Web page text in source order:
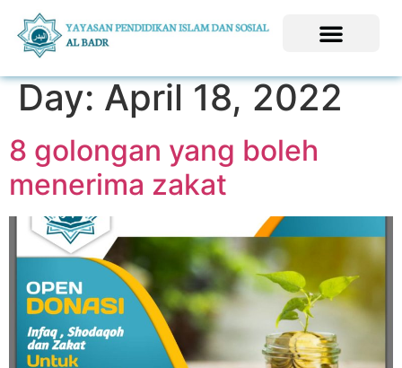
Day: April 18, 2022
8 golongan yang boleh
menerima zakat